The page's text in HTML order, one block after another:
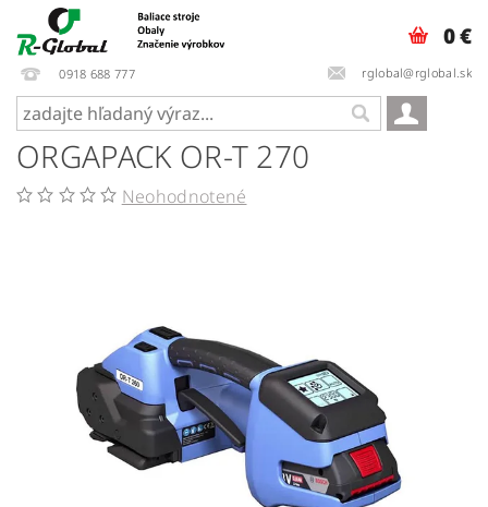
0918 688 777 rglobal@rglobal.sk
0 €
ORGAPACK OR-T 270
Neohodnotené